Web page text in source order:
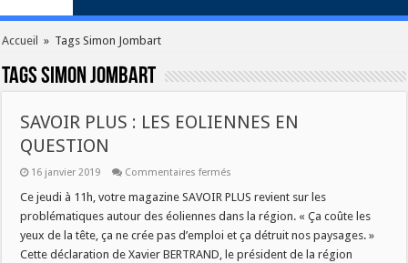
Accueil » Tags Simon Jombart
TagsSimon Jombart
SAVOIR PLUS : LES EOLIENNES EN
QUESTION
16 janvier 2019 Commentaires fermés
PLUS
LES
EOLIENNES
EN
QUESTION
Ce jeudi à 11h, votre magazine SAVOIR PLUS revient sur les
problématiques autour des éoliennes dans la région. « Ça coûte les
yeux de la tête, ça ne crée pas d’emploi et ça détruit nos paysages. »
Cette déclaration de Xavier BERTRAND, le président de la région